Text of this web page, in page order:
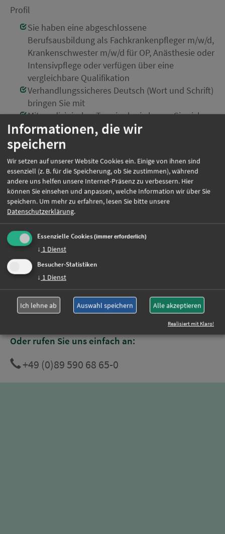
Profil
Sie haben eine abgeschlossene
Berufsausbildung als Fachkrankenpfleger m/w/d,
Krankenschwester m/w/d für OP, Anästhesie oder
Intensivpflege oder verfügen über eine
vergleichbare Qualifikation
Verhandlungssicheres Deutsch (Wort und Schrift)
bringen Sie mit
Mit medizinischer Terminologie kenne Sie sich
bestens aus
Ausreichend Berufserfahrung können Sie
Sie arbeiten gerne flexibel (keine Wochenend-
und Nachtdienste)
Einsatzort:München
Beschäftigungsart:
Absprache
Jetzt online bewerben
Weitere Jobs
Oder rufen Sie uns einfach an:
+49 (0)89 590 68 65-0
Informationen, die wir
speichern
Wir setzen auf unserer Website Cookies ein. Einige von ihnen sind
essenziell (z. B. für die Speicherung, ob Sie zustimmen), während
andere uns helfen unsere Internet-Präsenz zu verbessern. Hier
können Sie einsehen und anpassen, welche Information wir über Sie
speichern. Um mehr zu erfahren, lesen Sie bitte unsere
Datenschutzerklärung.
Essenzielle Cookies(immer erforderlich)
↓ 1 Dienst
Besucher-Statistiken
↓ 1 Dienst
Ich lehne ab Auswahl speichern Alle akzeptieren
Realisiert mit Klaro!